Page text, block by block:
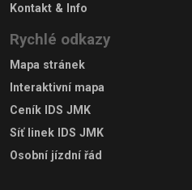
Kontakt & Info
Rychlé odkazy
Mapa stránek
Interaktivní mapa
Ceník IDS JMK
Síť linek IDS JMK
Osobní jízdní řád